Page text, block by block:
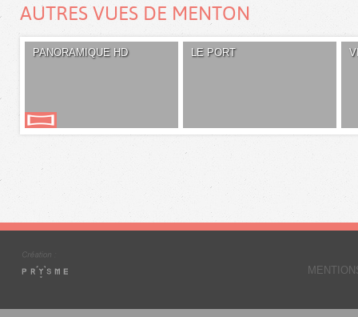
AUTRES VUES DE MENTON
PANORAMIQUE HD LE PORT